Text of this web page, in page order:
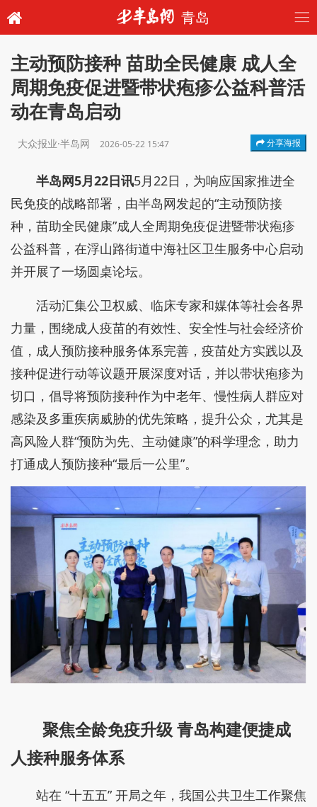
青岛
主动预防接种 苗助全民健康 成人全
周期免疫促进暨带状疱疹公益科普活
动在青岛启动
大众报业·半岛网 2026-05-22 15:47 分享海报
半岛网5月22日讯5月22日，为响应国家推进全
民免疫的战略部署，由半岛网发起的“主动预防接
种，苗助全民健康”成人全周期免疫促进暨带状疱疹
公益科普，在浮山路街道中海社区卫生服务中心启动
并开展了一场圆桌论坛。
活动汇集公卫权威、临床专家和媒体等社会各界
力量，围绕成人疫苗的有效性、安全性与社会经济价
值，成人预防接种服务体系完善，疫苗处方实践以及
接种促进行动等议题开展深度对话，并以带状疱疹为
切口，倡导将预防接种作为中老年、慢性病人群应对
感染及多重疾病威胁的优先策略，提升公众，尤其是
高风险人群“预防为先、主动健康”的科学理念，助力
打通成人预防接种“最后一公里”。
聚焦全龄免疫升级 青岛构建便捷成
人接种服务体系
站在 “十五五” 开局之年，我国公共卫生工作聚焦